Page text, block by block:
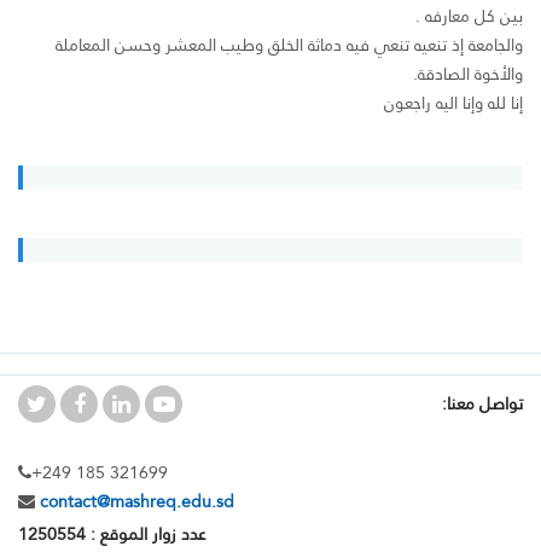
بين كل معارفه .
والجامعة إذ تنعيه تنعي فيه دماثة الخلق وطيب المعشر وحسن المعاملة
والأخوة الصادقة.
إنا لله وإنا اليه راجعون
تواصل معنا:
+249 185 321699
contact@mashreq.edu.sd
عدد زوار الموقع : 1250554